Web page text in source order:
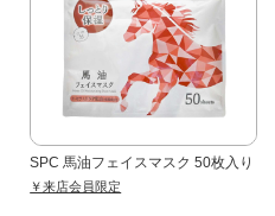
SPC 馬油フェイスマスク 50枚入り
￥来店会員限定